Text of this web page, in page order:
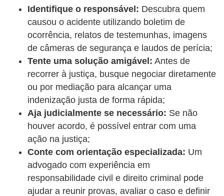
Identifique o responsável: Descubra quem
causou o acidente utilizando boletim de
ocorrência, relatos de testemunhas, imagens
de câmeras de segurança e laudos de perícia;
Tente uma solução amigável: Antes de
recorrer à justiça, busque negociar diretamente
ou por mediação para alcançar uma
indenização justa de forma rápida;
Aja judicialmente se necessário: Se não
houver acordo, é possível entrar com uma
ação na justiça;
Conte com orientação especializada: Um
advogado com experiência em
responsabilidade civil e direito criminal pode
ajudar a reunir provas, avaliar o caso e definir